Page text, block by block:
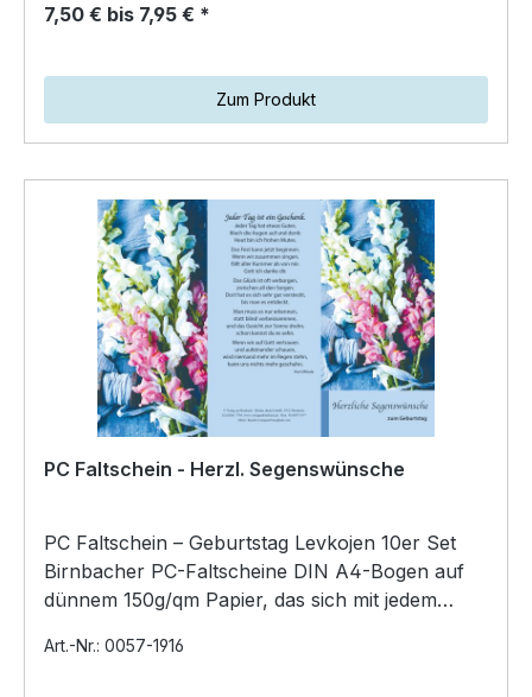
7,50 € bis 7,95 € *
Zum Produkt
PC Faltschein - Herzl. Segenswünsche
PC Faltschein – Geburtstag Levkojen 10er Set
Birnbacher PC-Faltscheine DIN A4-Bogen auf
dünnem 150g/qm Papier, das sich mit jedem
Art.-Nr.: 0057-1916